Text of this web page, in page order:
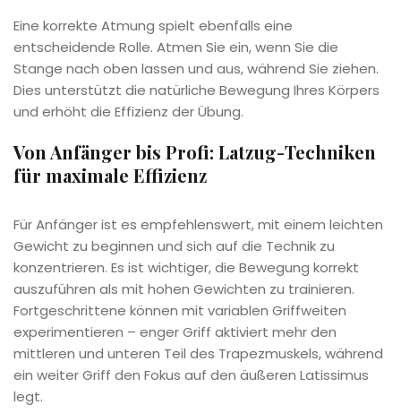
Eine korrekte Atmung spielt ebenfalls eine
entscheidende Rolle. Atmen Sie ein, wenn Sie die
Stange nach oben lassen und aus, während Sie ziehen.
Dies unterstützt die natürliche Bewegung Ihres Körpers
und erhöht die Effizienz der Übung.
Von Anfänger bis Profi: Latzug-Techniken
für maximale Effizienz
Für Anfänger ist es empfehlenswert, mit einem leichten
Gewicht zu beginnen und sich auf die Technik zu
konzentrieren. Es ist wichtiger, die Bewegung korrekt
auszuführen als mit hohen Gewichten zu trainieren.
Fortgeschrittene können mit variablen Griffweiten
experimentieren – enger Griff aktiviert mehr den
mittleren und unteren Teil des Trapezmuskels, während
ein weiter Griff den Fokus auf den äußeren Latissimus
legt.